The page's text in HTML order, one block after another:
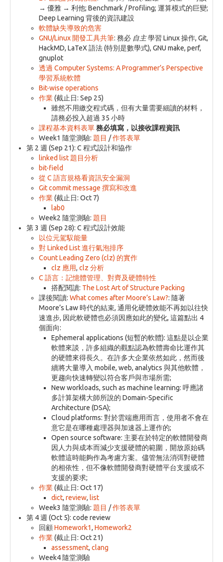
→ 優雅 → 利他; Benchmark / Profiling; 運算模式的巨變;
Deep Learning 背後的資訊建設
軟體缺失導致的危害
GNU/Linux 開發工具共筆: 務必 自主學習 Linux 操作, Git,
HackMD, LaTeX 語法 (特別是數學式), GNU make, perf,
gnuplot
透過 Computer Systems: A Programmer’s Perspective
學習系統軟體
Bit-wise operations
作業(截止日: Sep 25)
雖然不用繳交程式碼，但有大量需要細讀的材料，
請務必投入超過 35 小時
課程基本資料表單務必填寫，以接收課程資訊
Week1 隨堂測驗: 題目 /作答表單
第 2 週 (Sep 21): C 程式設計和協作
linked list 題目分析
bit-field
從 C 語言規格看資訊安全漏洞
Git commit message 撰寫和改進
作業(截止日: Oct 7)
lab0
Week2 隨堂測驗: 題目
第 3 週 (Sep 28): C 程式設計效能
以位元駕馭能量
對 Linked List 進行氣泡排序
Count Leading Zero (clz) 的實作
clz 應用, clz 分析
C 語言：記憶體管理、對齊及硬體特性
搭配閱讀: The Lost Art of Structure Packing
課後閱讀: What comes after Moore’s Law?: 隨著
Moore’s Law 時代的結束, 通用化硬體效能不再如以往快
速進步, 因此軟硬體也必須因應如此的變化, 這篇點出 4
個面向:
Ephemeral applications (短暫的軟體): 這點是以企業
軟體來談，許多組織的觀點認為軟體壽命比運作其
的硬體來得長久。在許多大企業依然如此，然而後
續將大量導入 mobile, web, analytics 與其他軟體，
更趨向快速轉變以符合客戶與市場所需;
New workloads, such as machine learning: 呼應諸
多計算架構大師所說的 Domain-Specific
Architecture (DSA);
Cloud platforms: 對於雲端應用而言，使用者不會在
意它是在哪種處理器與加速器上運作的;
Open source software: 主要在於特定的軟體開發商
因人力與成本而減少支援硬體的範圍，開放原始碼
軟體這時能夠作為考慮方案。儘管無法消弭對硬體
的相依性，但不像軟體開發商對硬體平台支援或不
支援的要求;
作業(截止日: Oct 17)
dict, review, list
Week3 隨堂測驗: 題目 /作答表單
第 4 週 (Oct 5): code review
回顧Homework1, Homework2
作業(截止日: Oct 21)
assessment, clang
Week4 隨堂測驗